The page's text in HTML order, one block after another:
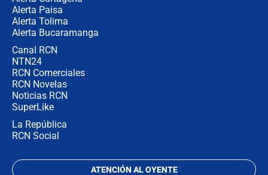
Alerta Paisa
Alerta Tolima
Alerta Bucaramanga
Canal RCN
NTN24
RCN Comerciales
RCN Novelas
Noticias RCN
SuperLike
La República
RCN Social
ATENCIÓN AL OYENTE